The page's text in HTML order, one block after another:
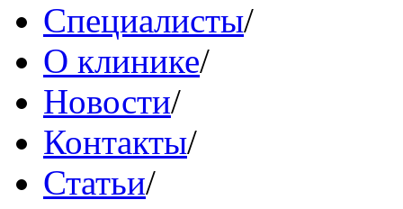
Специалисты/
О клинике/
Новости/
Контакты/
Статьи/